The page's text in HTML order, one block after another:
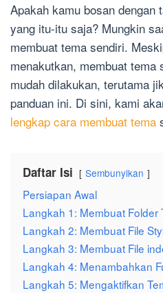
Apakah kamu bosan dengan
yang itu-itu saja? Mungkin
membuat tema sendiri.
menakutkan, membuat
mudah dilakukan, terutama
panduan ini. Di sini, kami
lengkap cara membuat tema
Daftar Isi Sembunyikan
Persiapan Awal
Langkah 1: Membuat Folder
Langkah 2: Membuat File
Langkah 3: Membuat File
Langkah 4: Menambahkan
Langkah 5: Mengaktifkan